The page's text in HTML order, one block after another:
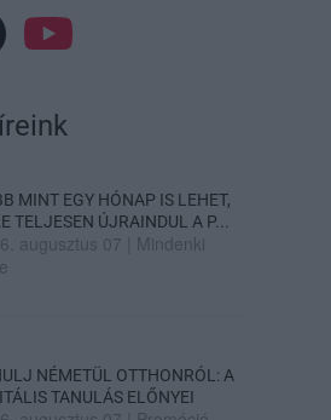
MINT EGY HÓNAP IS LEHET,
TELJESEN ÚJRAINDUL A P...
augusztus 07
Mindenki
NÉMETÜL OTTHONRÓL: A
TANULÁS ELŐNYEI